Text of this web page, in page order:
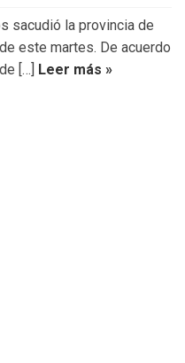
sacudió la provincia de
este martes. De acuerdo
[…] Leer más »